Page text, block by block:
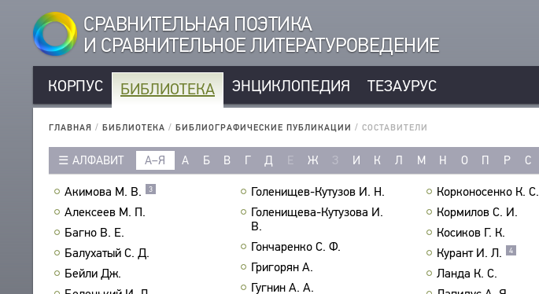
СРАВНИТЕЛЬНАЯ ПОЭТИКА
И СРАВНИТЕЛЬНОЕ ЛИТЕРАТУРОВЕДЕНИЕ
КОРПУС БИБЛИОТЕКА ЭНЦИКЛОПЕДИЯ ТЕЗАУРУС
ГЛАВНАЯ / БИБЛИОТЕКА / БИБЛИОГРАФИЧЕСКИЕ ПУБЛИКАЦИИ / СОСТАВИТЕЛИ
АЛФАВИТ А–Я А Б В Г Д Е Ж З И К Л М Н О П Р С
Акимова М. В. 3
Алексеев М. П.
Багно В. Е.
Балухатый С. Д.
Бейли Дж.
Голенищев-Кутузов И. Н.
Голенищева-Кутузова И.
В.
Гончаренко С. Ф.
Григорян А.
Гугнин А. А.
Корконосенко К. С.
Кормилов С. И.
Косиков Г. К.
Курант И. Л.
4
Ланда К. С.
КОРПУС
РУССКОЯЗЫЧНЫЕ ПРОИЗВЕДЕНИЯ
ИНОЯЗЫЧНЫЕ ПРОИЗВЕДЕНИЯ
МЕТРИКА
СТРОФИКА
ЯЗЫКИ
РЕЧЕВЫЕ ФОРМЫ
БИБЛИОТЕКА
ТЕКСТЫ
АВТОРЫ
ПРОИЗВЕДЕНИЯ
ИЗДАНИЯ
ИССЛЕДОВАНИЯ
АВТОРЫ
ПРОИЗВЕДЕНИЯ